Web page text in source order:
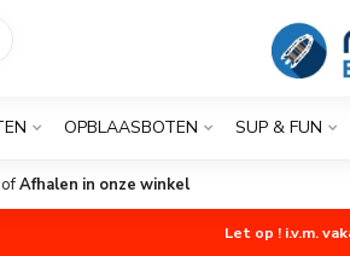
OPBLAASBOTEN SUP & FUN
ofAfhalen in onze winkel
Let op ! i.v.m.